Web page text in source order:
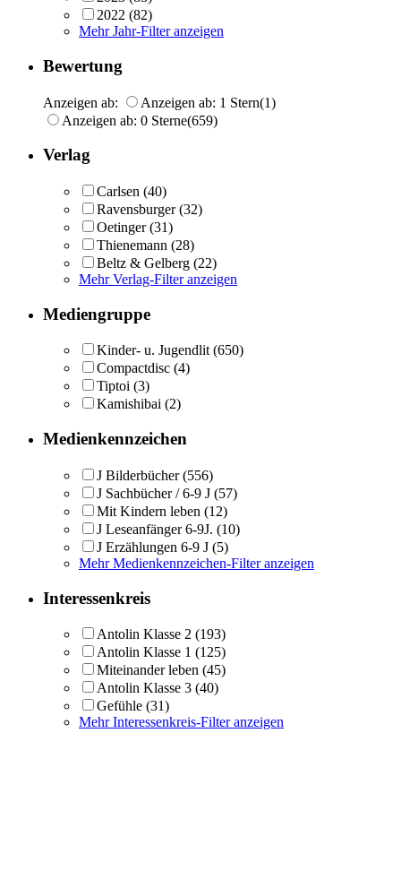
2022 (82)
Mehr Jahr-Filter anzeigen
Bewertung
Anzeigen ab: Anzeigen ab: 1 Stern(1)
Anzeigen ab: 0 Sterne(659)
Verlag
Carlsen (40)
Ravensburger (32)
Oetinger (31)
Thienemann (28)
Beltz & Gelberg (22)
Mehr Verlag-Filter anzeigen
Mediengruppe
Kinder- u. Jugendlit (650)
Compactdisc (4)
Tiptoi (3)
Kamishibai (2)
Medienkennzeichen
J Bilderbücher (556)
J Sachbücher / 6-9 J (57)
Mit Kindern leben (12)
J Leseanfänger 6-9J. (10)
J Erzählungen 6-9 J (5)
Mehr Medienkennzeichen-Filter anzeigen
Interessenkreis
Antolin Klasse 2 (193)
Antolin Klasse 1 (125)
Miteinander leben (45)
Antolin Klasse 3 (40)
Gefühle (31)
Mehr Interessenkreis-Filter anzeigen